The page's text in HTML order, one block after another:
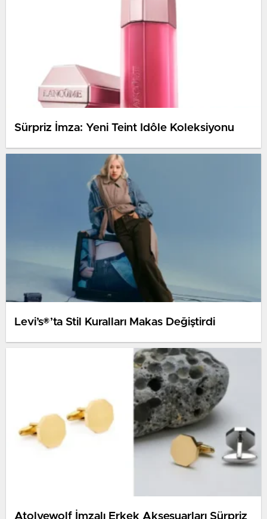
Sürpriz İmza: Yeni Teint Idôle Koleksiyonu
Levi’s®’ta Stil Kuralları Makas Değiştirdi
Atolyewolf İmzalı Erkek Aksesuarları Sürpriz